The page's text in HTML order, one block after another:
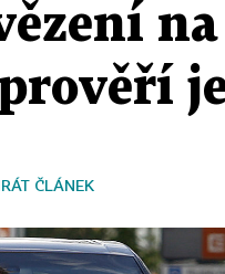
ČLÁNEK